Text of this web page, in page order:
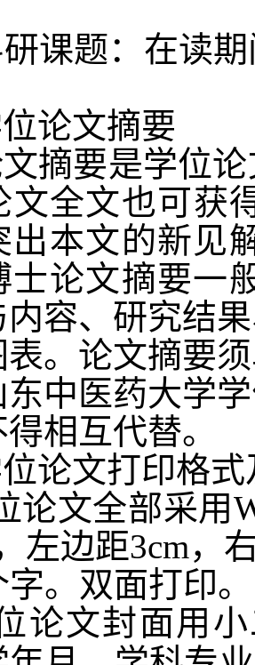
研课题：在读
论文摘要
摘要是学位
文全文也可获
出本文的新见
士论文摘要一
内容、研究结
。论文摘要
中医药大学
相互代替。
论文打印格
论文全部采用
左边距3cm，
字。双面打印。
论文封面用